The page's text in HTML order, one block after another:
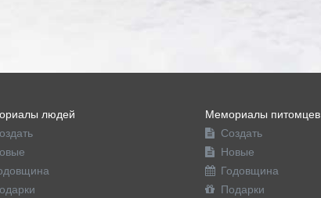
людей
Мемориалы питомцев
Создать
Новые
Годовщина
Подарки